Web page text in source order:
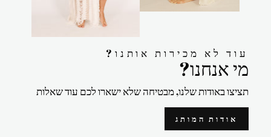
?עוד לא מכירות אותנו
?מי אנחנו
תציצו באודות שלנו, מבטיחה שלא ישארו לכם עוד שאלות
אודות המותג